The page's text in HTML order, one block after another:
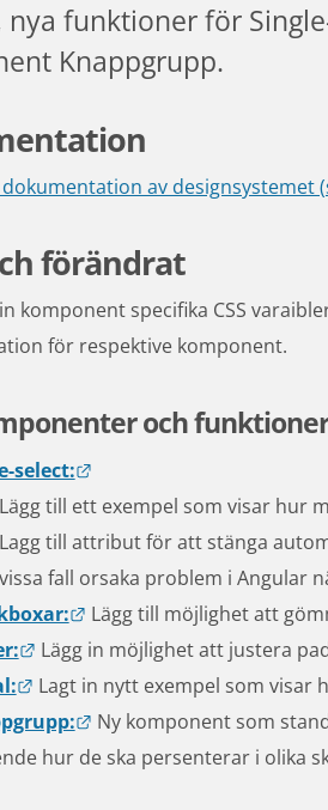
funktioner för
Knappgrupp.
av designsystemet
förändrat
komponent specifika CSS
för respektive komponent.
och funktioner
select:
Länk till annan webbplats.
Lägg till ett exempel som visar hur
Lagg till attribut för att stänga
vissa fall orsaka problem i Angular
Länk till annan webbplats.
Lägg till möjlighet att
Länk till annan webbplats.
Lägg in möjlighet att justera
Länk till annan webbplats.
Lagt in nytt exempel som
Länk till annan webbplats.
Ny komponent som
hur de ska persenterar i olika